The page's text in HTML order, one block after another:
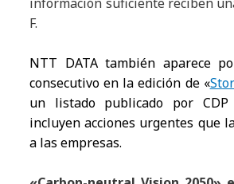
F.
NTT DATA también aparece
consecutivo en la edición de «
un listado publicado por
incluyen acciones urgentes que
a las empresas.